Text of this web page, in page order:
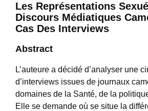
Les Représentations
Discours Médiatiques
Cas Des Interviews
Abstract
L’auteure a décidé d’analyser une
d’interviews issues de journaux
domaines de la Santé, de la
Elle se demande où se situe la